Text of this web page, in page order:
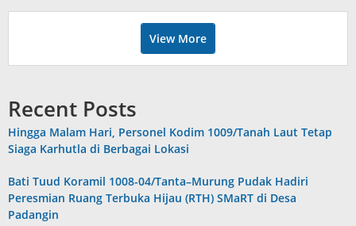
View More
Recent Posts
Hingga Malam Hari, Personel Kodim 1009/Tanah Laut Tetap
Siaga Karhutla di Berbagai Lokasi
Bati Tuud Koramil 1008-04/Tanta–Murung Pudak Hadiri
Peresmian Ruang Terbuka Hijau (RTH) SMaRT di Desa
Padangin